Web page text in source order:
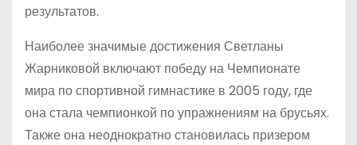
результатов.
Наиболее значимые достижения Светланы
Жарниковой включают победу на Чемпионате
мира по спортивной гимнастике в 2005 году, где
она стала чемпионкой по упражнениям на брусьях.
Также она неоднократно становилась призером